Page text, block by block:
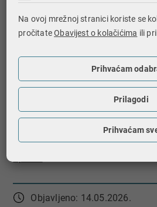
Uvid u Poreznu karticu
Uvid u Moj JOPPD, IP1/IP2,
upute
Uvid u neoporezive
osobne odbitke /
Informacije o prethodnim
možete pročitati u vijesti
ePorezna od ponedjeljka, 2.
Objavljeno: 14.05.2026.
Na ovoj mrežnoj stranici koriste se
pročitateObavijest o kolačićima ili
Prihvaćam
Prilagodi
Prihvaćam